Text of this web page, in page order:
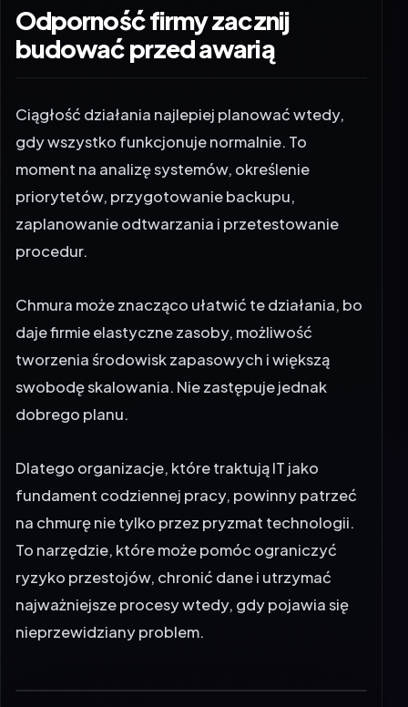
budować przed awarią
gdy wszystko funkcjonuje normalnie. To
priorytetów, przygotowanie backupu,
zaplanowanie odtwarzania i przetestowanie
daje firmie elastyczne zasoby, możliwość
tworzenia środowisk zapasowych i większą
swobodę skalowania. Nie zastępuje jednak
fundament codziennej pracy, powinny patrzeć
na chmurę nie tylko przez pryzmat technologii.
ryzyko przestojów, chronić dane i utrzymać
najważniejsze procesy wtedy, gdy pojawia się
nieprzewidziany problem.